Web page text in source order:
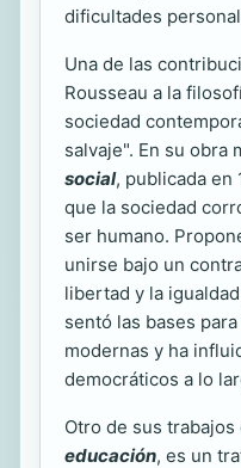
dificultades
Una de las
Rousseau a la
sociedad
salvaje". En su obra
social, publicada en
que la sociedad
ser humano.
unirse bajo un
libertad y la
sentó las bases
modernas y ha
democráticos a lo
Otro de sus trabajos
educación, es un